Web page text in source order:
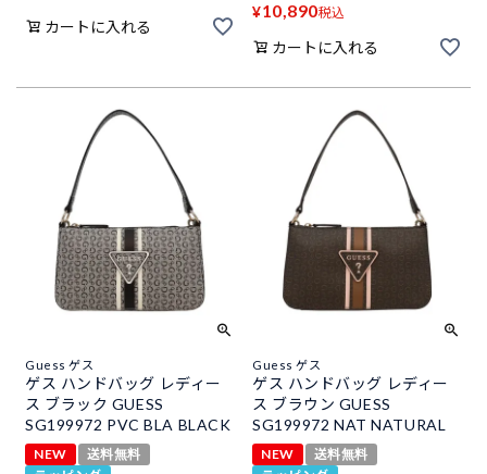
カートに入れる
¥10,890税込
カートに入れる
Guess ゲス
ゲス ハンドバッグ レディー
ス ブラック GUESS
SG199972 PVC BLA BLACK
NEW
送料無料
Guess ゲス
ゲス ハンドバッグ レディー
ス ブラウン GUESS
SG199972 NAT NATURAL
NEW
送料無料